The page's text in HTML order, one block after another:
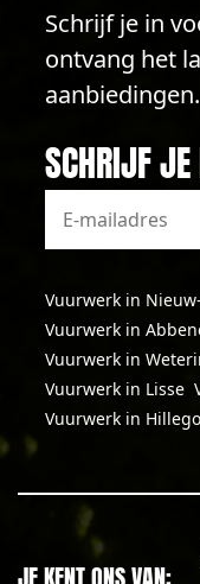
Schrijf je in
ontvang het
aanbiedingen.
SCHRIJF
Vuurwerk in
Vuurwerk in
Vuurwerk in
Vuurwerk in Lisse
Vuurwerk in